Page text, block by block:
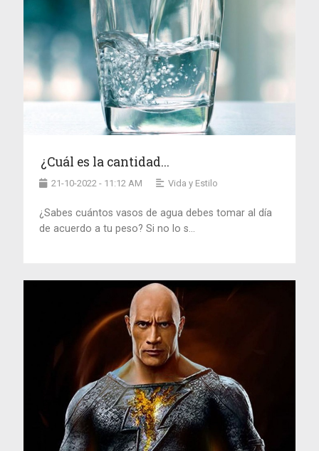
¿Cuál es la cantidad...
21-10-2022 - 11:12 AM Vida y Estilo
¿Sabes cuántos vasos de agua debes tomar al día
de acuerdo a tu peso? Si no lo s...